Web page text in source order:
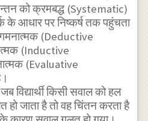
को क्रमबद्ध (Systematic)
के आधार पर निष्कर्ष तक पहुंचता
(Deductive
(Inductive
(Evaluative
विद्यार्थी किसी सवाल को हल
जाता है तो वह चिंतन करता है